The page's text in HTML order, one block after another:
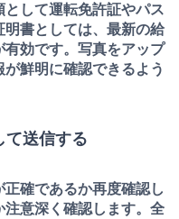
して運転免許証やパス
書としては、最新の給
効です。写真をアップ
鮮明に確認できるよう
て送信する
確であるか再度確認し
注意深く確認します。全